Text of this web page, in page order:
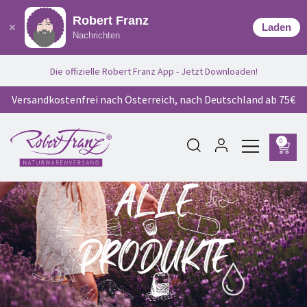
Robert Franz
Nachrichten
Laden
Die offizielle Robert Franz App - Jetzt Downloaden!
Versandkostenfrei nach Österreich, nach Deutschland ab 75€
0